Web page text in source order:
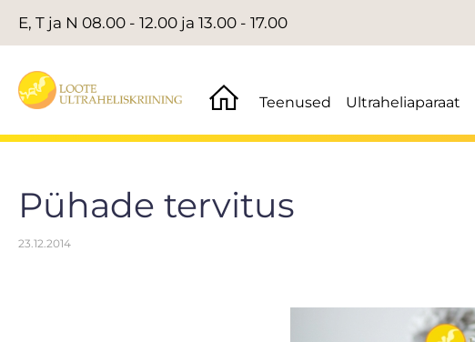
E, T ja N 08.00 - 12.00 ja 13.00 - 17.00
Teenused Ultraheliaparaat
Pühade tervitus
23.12.2014